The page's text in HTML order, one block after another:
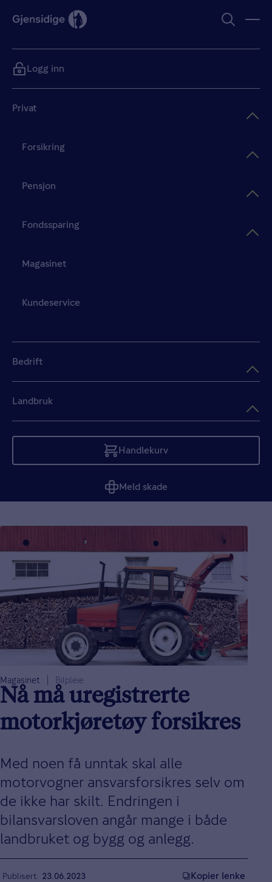
Privat
Forsikring
Pensjon
Fondssparing
Magasinet
Kundeservice
Bedrift
Landbruk
Handlekurv
Tom
Meld skade
Logg inn
Magasinet Bilpleie
Nå må uregistrerte
motorkjøretøy forsikres
Med noen få unntak skal alle
motorvogner ansvarsforsikres selv om
de ikke har skilt. Endringen i
bilansvarsloven angår mange i både
landbruket og bygg og anlegg.
Publisert 23.06.2023 Kopier lenke